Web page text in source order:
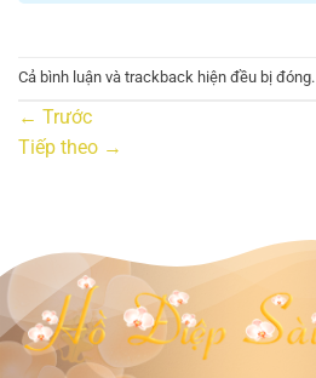
Cả bình luận và trackback hiện đều bị đóng.
← Trước
Tiếp theo →